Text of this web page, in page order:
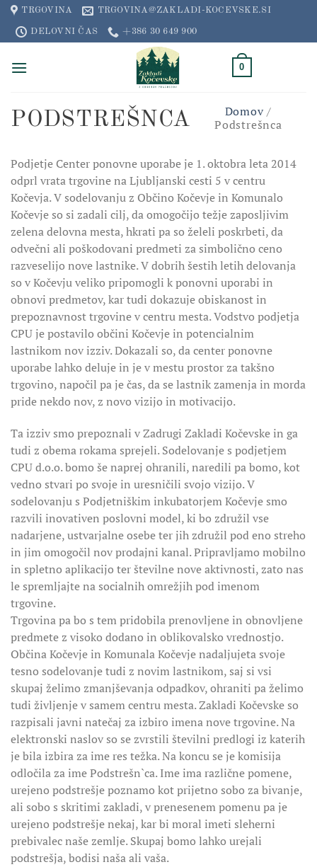
Skip
content
TRGOVINA TRGOVINA@ZAKLADI-KOCEVSKE.SI
DELOVNI ČAS +386 30 649 900
0
PODSTREŠNCA Domov /
Podstrešnca
Podjetje Center ponovne uporabe je 1. oktobra leta 2014
odprl vrata trgovine na Ljubljanski cesti 5 v centru
Kočevja. V sodelovanju z Občino Kočevje in Komunalo
Kočevje so si zadali cilj, da omogočijo težje zaposljivim
zelena delovna mesta, hkrati pa so želeli poskrbeti, da
odvečni ali poškodovani predmeti za simbolično ceno
razveselijo nove lastnike. V dobrih šestih letih delovanja
so v Kočevju veliko pripomogli k ponovni uporabi in
obnovi predmetov, kar tudi dokazuje obiskanost in
prepoznavnost trgovine v centru mesta. Vodstvo podjetja
CPU je postavilo občini Kočevje in potencialnim
lastnikom nov izziv. Dokazali so, da center ponovne
uporabe lahko deluje in je v mestu prostor za takšno
trgovino, napočil pa je čas, da se lastnik zamenja in morda
pride nekdo nov, z novo vizijo in motivacijo.
Ta izziv smo prepoznali v Zadrugi Zakladi Kočevske in ga
tudi z obema rokama sprejeli. Sodelovanje s podjetjem
CPU d.o.o. bomo še naprej ohranili, naredili pa bomo, kot
vedno stvari po svoje in uresničili svojo vizijo. V
sodelovanju s Podjetniškim inkubatorjem Kočevje smo
razvili inovativen poslovni model, ki bo združil vse
nadarjene, ustvarjalne osebe ter jih združil pod eno streho
in jim omogočil nov prodajni kanal. Pripravljamo mobilno
in spletno aplikacijo ter številne nove aktivnosti, zato nas
le spremljajte na socialnih omrežjih pod imenom
trgovine.
Trgovina pa bo s tem pridobila prenovljene in obnovljene
predmete z visoko dodano in oblikovalsko vrednostjo.
Občina Kočevje in Komunala Kočevje nadaljujeta svoje
tesno sodelovanje tudi z novim lastnikom, saj si vsi
skupaj želimo zmanjševanja odpadkov, ohraniti pa želimo
tudi življenje v samem centru mesta. Zakladi Kočevske so
razpisali javni natečaj za izbiro imena nove trgovine. Na
elektronski naslov so se zvrstili številni predlogi iz katerih
je bila izbira za ime res težka. Na koncu se je komisija
odločila za ime Podstrešn`ca. Ime ima različne pomene,
urejeno podstrešje poznamo kot prijetno sobo za bivanje,
ali sobo s skritimi zakladi, v prenesenem pomenu pa je
urejeno podstrešje nekaj, kar bi moral imeti sleherni
prebivalec naše zemlje. Skupaj bomo lahko urejali
podstrešja, bodisi naša ali vaša.